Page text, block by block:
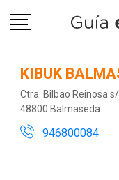
KIBUK
Ctra. Bilbao Reinosa
48800 Balmaseda
946800084